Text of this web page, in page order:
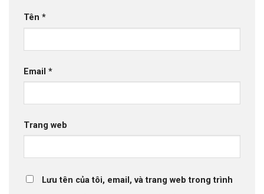
Tên *
Email *
Trang web
Lưu tên của tôi, email, và trang web trong trình